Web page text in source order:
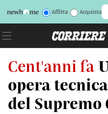
Affitta Acquista
Cent'anni fa
opera
del Supremo